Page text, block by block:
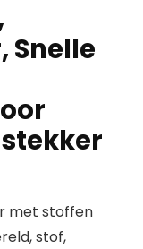
Snelle
met stoffen
stof,